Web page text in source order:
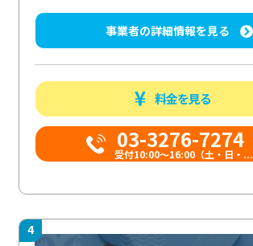
事業者の詳細情報を見る
料金を見る
03-3276-7274
受付10:00〜16:00（土・日・...
4